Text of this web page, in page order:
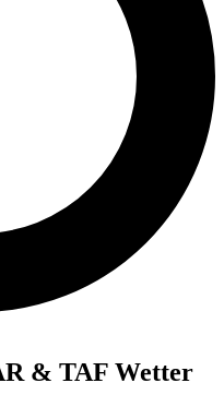
& TAF Wetter